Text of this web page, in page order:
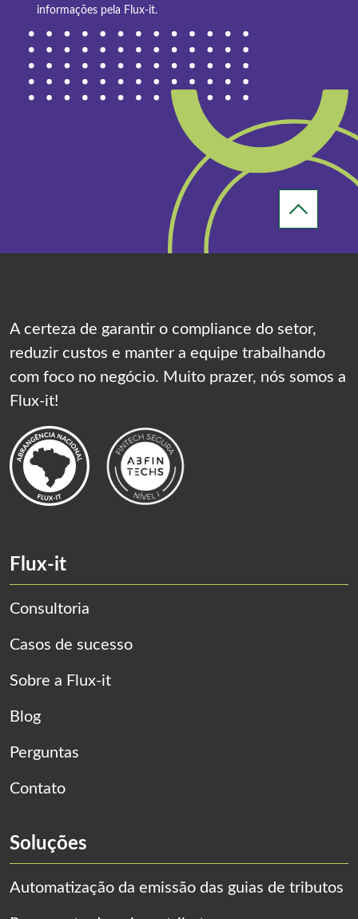
informações pela Flux-it.
A certeza de garantir o compliance do setor,
reduzir custos e manter a equipe trabalhando
com foco no negócio. Muito prazer, nós somos a
Flux-it!
Flux-it
Consultoria
Casos de sucesso
Sobre a Flux-it
Blog
Perguntas
Contato
Soluções
Automatização da emissão das guias de tributos